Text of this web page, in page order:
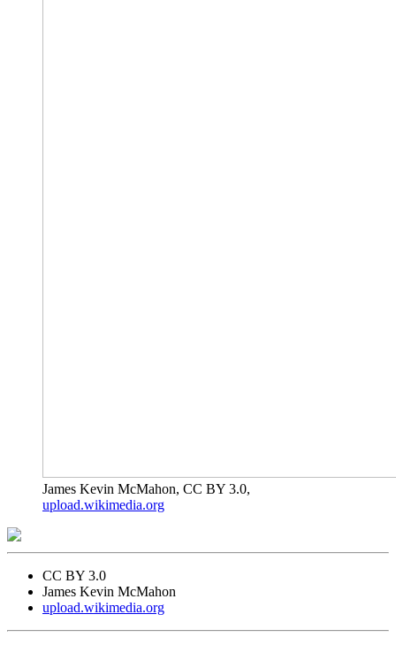
James Kevin McMahon, CC BY 3.0,
upload.wikimedia.org
CC BY 3.0
James Kevin McMahon
upload.wikimedia.org